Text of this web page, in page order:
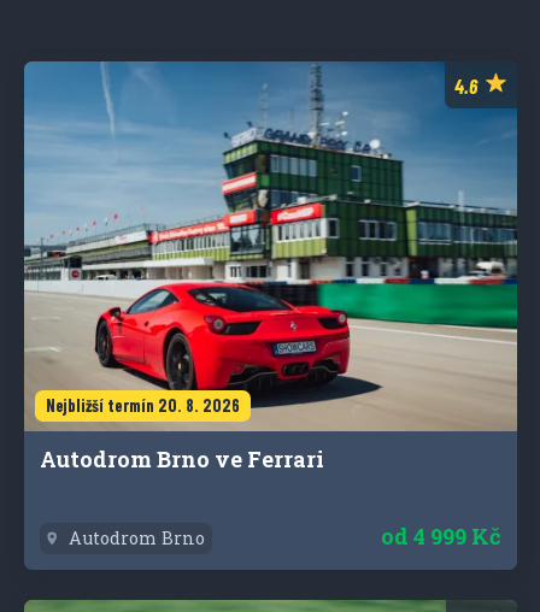
Nejbližší termín 20. 8. 2026
Autodrom Brno ve Ferrari
Autodrom Brno od 4 999 Kč